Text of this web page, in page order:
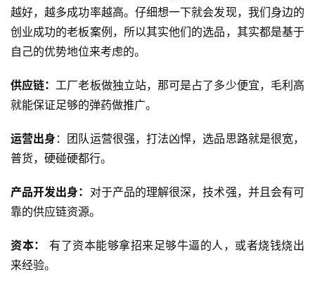
越好，越多成功率越高。仔细想一下就会发现，我们身边的
创业成功的老板案例，所以其实他们的选品，其实都是基于
自己的优势地位来考虑的。
供应链： 工厂老板做独立站，那可是占了多少便宜，毛利高
就能保证足够的弹药做推广。
运营出身 ：团队运营很强，打法凶悍，选品思路就是很宽，
普货，硬碰硬都行。
产品开发出身： 对于产品的理解很深，技术强，并且会有可
靠的供应链资源。
资本：
有了资本能够拿招来足够牛逼的人，或者烧钱烧出
来经验。